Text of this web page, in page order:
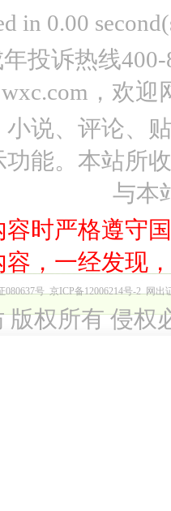
in 0.00
投诉热线
，欢
说、评论、
功能。本站所
与本
时严格遵守
容，一经发现
080637号 京ICP备12006214号-2 网出
版权所有 侵权